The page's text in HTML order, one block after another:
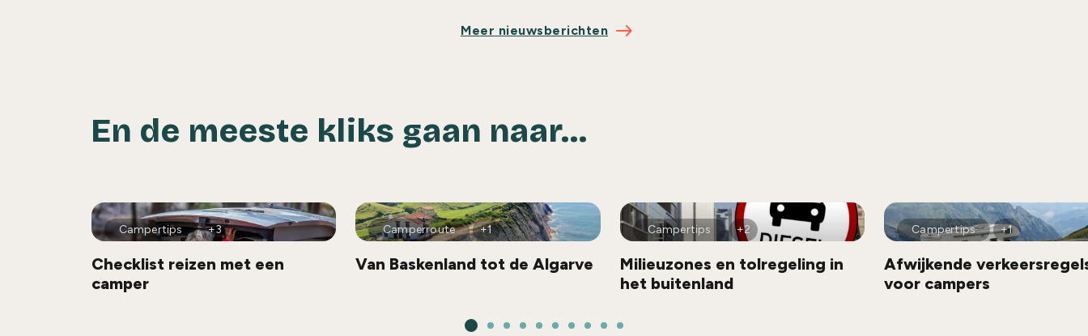
Meer nieuwsberichten
En de meeste kliks gaan naar...
Campertips +3
Checklist reizen met een
camper
Camperroute +1
Van Baskenland tot de Algarve
Campertips +2
Milieuzones en tolregeling in
het buitenland
Campertips +1
Afwijkende
voor campers